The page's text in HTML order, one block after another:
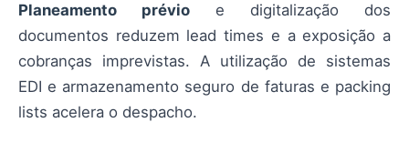
Planeamento prévio e digitalização dos
documentos reduzem lead times e a exposição a
cobranças imprevistas. A utilização de sistemas
EDI e armazenamento seguro de faturas e packing
lists acelera o despacho.